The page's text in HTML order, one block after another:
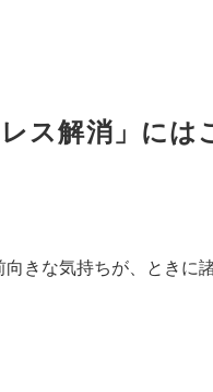
ス解消」には
向きな気持ちが、ときに